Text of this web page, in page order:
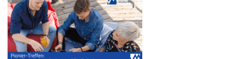
Wer wir sind
Clubführung
Geschäftsstelle